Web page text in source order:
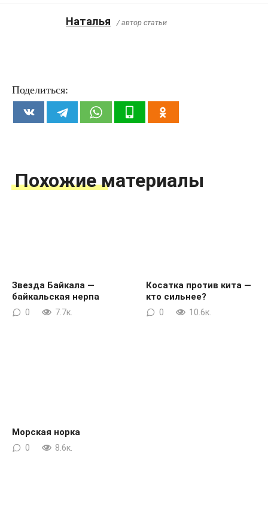
Наталья / автор статьи
Поделиться:
Похожие материалы
Звезда Байкала —
байкальская нерпа
0 7.7к.
Косатка против кита —
кто сильнее?
0 10.6к.
Морская норка
0 8.6к.